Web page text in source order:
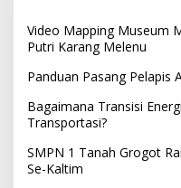
Video Mapping Museum
Putri Karang Melenu
Panduan Pasang Pelapis
Bagaimana Transisi
Transportasi?
SMPN 1 Tanah Grogot
Se-Kaltim